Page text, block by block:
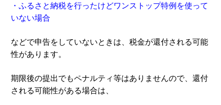
・ふるさと納税を行ったけどワンストップ特例を使って
いない場合
などで申告をしていないときは、税金が還付される可能
性があります。
期限後の提出でもペナルティ等はありませんので、還付
される可能性がある場合は、